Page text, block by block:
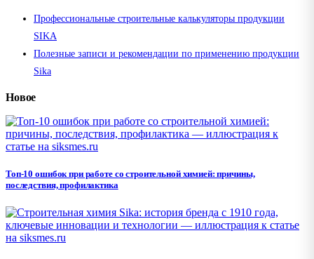
Профессиональные строительные калькуляторы продукции
SIKA
Полезные записи и рекомендации по применению продукции
Sika
Новое
Топ-10 ошибок при работе со строительной химией: причины,
последствия, профилактика